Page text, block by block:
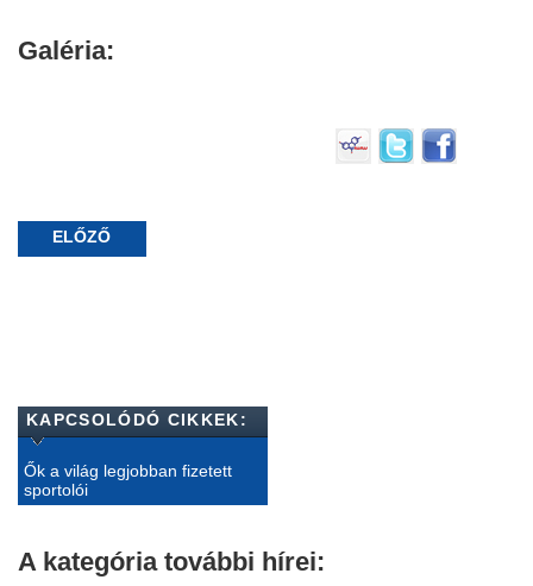
Galéria:
ELŐZŐ
KAPCSOLÓDÓ CIKKEK:
Ők a világ legjobban fizetett
sportolói
A kategória további hírei: